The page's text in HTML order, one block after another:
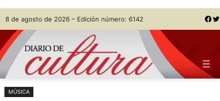
Saltar
al
contenido
Skip
to
content
8 de agosto de 2026 – Edición número: 6142 Facebook Twitter
MÚSICA